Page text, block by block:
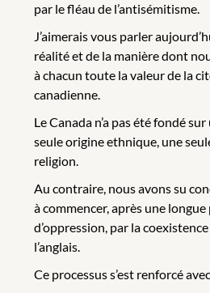
par le fléau de l’antisémitisme.
J’aimerais vous parler
réalité et de la manière dont
à chacun toute la valeur de la
canadienne.
Le Canada n’a pas été fondé
seule origine ethnique, une
religion.
Au contraire, nous avons su
à commencer, après une
d’oppression, par la
l’anglais.
Ce processus s’est renforcé